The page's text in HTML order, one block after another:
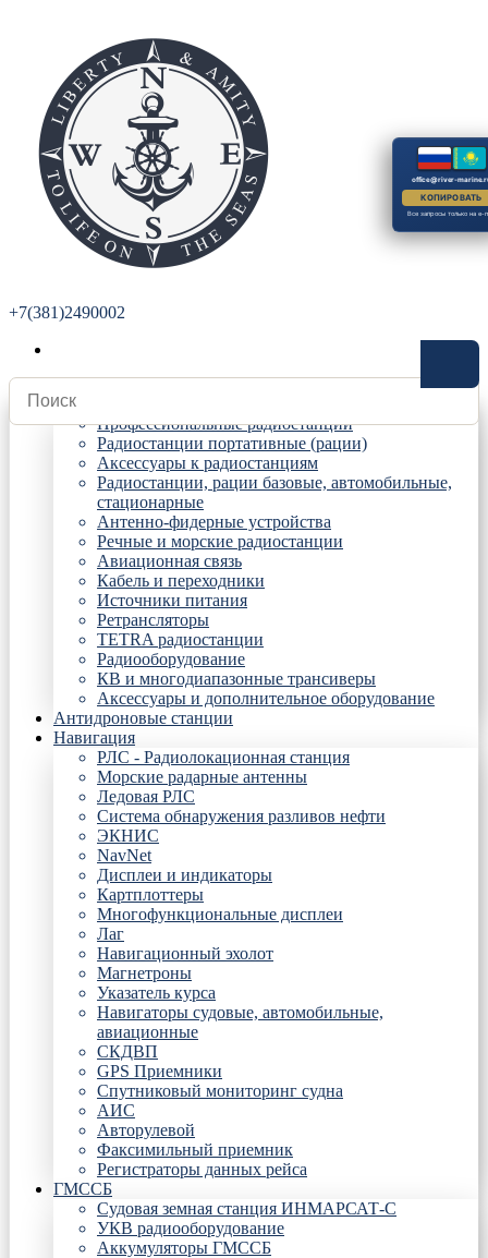
+7(381)2490002
Радиостанции
Профессиональные радиостанции
Радиостанции портативные (рации)
Аксессуары к радиостанциям
Радиостанции, рации базовые, автомобильные,
стационарные
Антенно-фидерные устройства
Речные и морские радиостанции
Авиационная связь
Кабель и переходники
Источники питания
Ретрансляторы
TETRA радиостанции
Радиооборудование
КВ и многодиапазонные трансиверы
Аксессуары и дополнительное оборудование
Антидроновые станции
Навигация
РЛС - Радиолокационная станция
Морские радарные антенны
Ледовая РЛС
Система обнаружения разливов нефти
ЭКНИС
NavNet
Дисплеи и индикаторы
Картплоттеры
Многофункциональные дисплеи
Лаг
Навигационный эхолот
Магнетроны
Указатель курса
Навигаторы судовые, автомобильные,
авиационные
СКДВП
GPS Приемники
Спутниковый мониторинг судна
АИС
Авторулевой
Факсимильный приемник
Регистраторы данных рейса
ГМССБ
Судовая земная станция ИНМАРСАТ-С
УКВ радиооборудование
Аккумуляторы ГМССБ
office@river-
КОПИРОВАТЬ
Все запросы только на e-